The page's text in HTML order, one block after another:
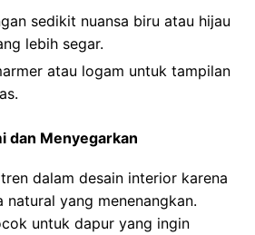
sedikit nuansa biru atau hijau
lebih segar.
atau logam untuk tampilan
dan Menyegarkan
dalam desain interior karena
natural yang menenangkan.
untuk dapur yang ingin